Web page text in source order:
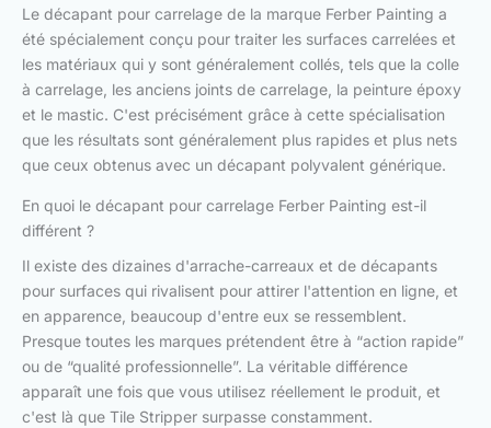
Le décapant pour carrelage de la marque Ferber Painting a
été spécialement conçu pour traiter les surfaces carrelées et
les matériaux qui y sont généralement collés, tels que la colle
à carrelage, les anciens joints de carrelage, la peinture époxy
et le mastic. C'est précisément grâce à cette spécialisation
que les résultats sont généralement plus rapides et plus nets
que ceux obtenus avec un décapant polyvalent générique.
En quoi le décapant pour carrelage Ferber Painting est-il
différent ?
Il existe des dizaines d'arrache-carreaux et de décapants
pour surfaces qui rivalisent pour attirer l'attention en ligne, et
en apparence, beaucoup d'entre eux se ressemblent.
Presque toutes les marques prétendent être à “action rapide”
ou de “qualité professionnelle”. La véritable différence
apparaît une fois que vous utilisez réellement le produit, et
c'est là que Tile Stripper surpasse constamment.